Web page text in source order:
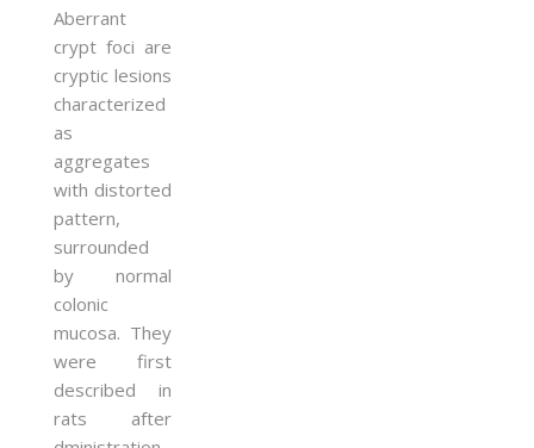
Aberrant
crypt foci are
cryptic lesions
characterized
as
aggregates
with distorted
pattern,
surrounded
by normal
colonic
mucosa. They
were first
described in
rats after